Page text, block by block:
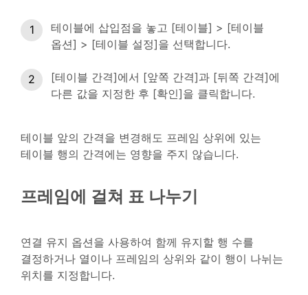
테이블에 삽입점을 놓고 [테이블] > [테이블
옵션] > [테이블 설정]을 선택합니다.
[테이블 간격]에서 [앞쪽 간격]과 [뒤쪽 간격]에
다른 값을 지정한 후 [확인]을 클릭합니다.
테이블 앞의 간격을 변경해도 프레임 상위에 있는
테이블 행의 간격에는 영향을 주지 않습니다.
프레임에 걸쳐 표 나누기
연결 유지 옵션을 사용하여 함께 유지할 행 수를
결정하거나 열이나 프레임의 상위와 같이 행이 나뉘는
위치를 지정합니다.